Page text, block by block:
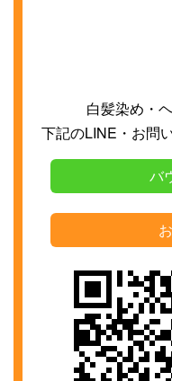
白髪染め・
下記のLINE ・お問
バ